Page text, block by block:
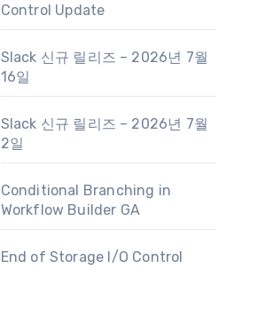
Control Update
Slack 신규 릴리즈 – 2026년 7월
16일
Slack 신규 릴리즈 – 2026년 7월
2일
Conditional Branching in
Workflow Builder GA
End of Storage I/O Control